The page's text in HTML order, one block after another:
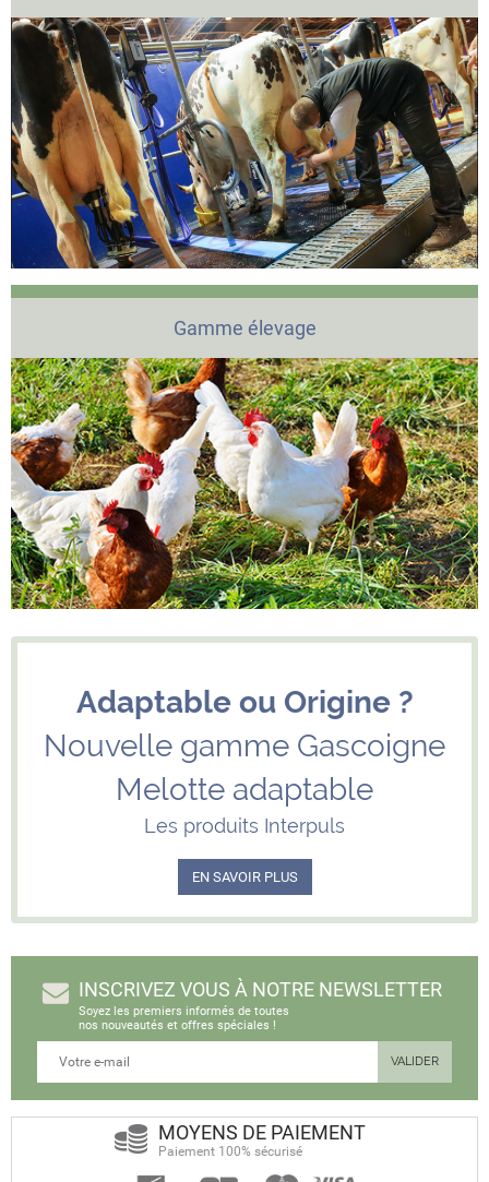
Gamme élevage
Adaptable ou Origine ?
Nouvelle gamme Gascoigne
Melotte adaptable
Les produits Interpuls
EN SAVOIR PLUS
INSCRIVEZ VOUS À NOTRE NEWSLETTER
Soyez les premiers informés de toutes
nos nouveautés et offres spéciales !
MOYENS DE PAIEMENT
Paiement 100% sécurisé